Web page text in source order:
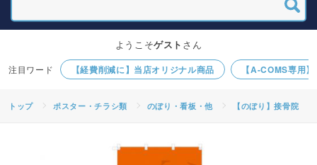
【経費削減に】当店オリジナル商品 【A-COMS専用
ようこそゲスト さん
トップ ポスター・チラシ類 のぼり・看板・他 【のぼり】接骨院